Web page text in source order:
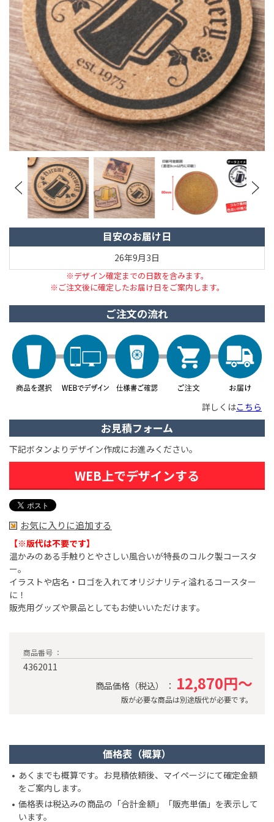
目安のお届け日
26年9月3日
※デザイン確定までの日数を含みます。
※ご注文後に確定したお届け日をご案内します。
ご注文の流れ
詳しくはこちら
お見積フォーム
下記ボタンよりデザイン作成にお進みください。
WEB上でデザインする
お気に入りに追加する
【※版代は不要です】​
温かみのある手触りとやさしい風合いが特長のコルク製コースタ
ー。
イラストや店名・ロゴを入れてオリジナリティ溢れるコースター
に！
販売用グッズや景品としてもお使いいただけます。
商品番号 ：
4362011
商品価格（税込） ： 12,870円～
版が必要な商品は別途版代が必要です。
価格表（概算）
あくまでも概算です。お見積依頼後、マイページにて確定金額
をご案内します。
価格表は税込みの商品の「合計金額」「販売単価」を表示して
います。